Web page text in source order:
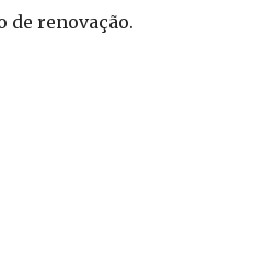
de renovação.